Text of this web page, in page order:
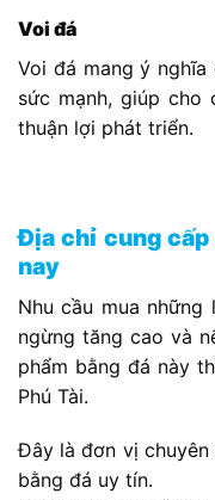
Voi đá
Voi đá mang ý
sức mạnh, giúp cho
thuận lợi phát triển.
Địa chỉ cung
nay
Nhu cầu mua
ngừng tăng cao và
phẩm bằng đá này
Phú Tài.
Đây là đơn vị chuyên
bằng đá uy tín.